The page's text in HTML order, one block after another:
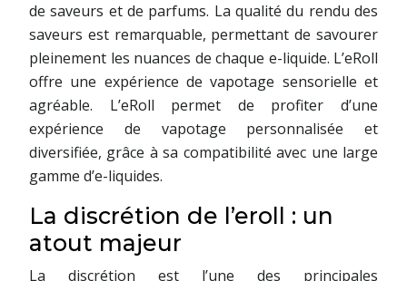
de saveurs et de parfums. La qualité du rendu des
saveurs est remarquable, permettant de savourer
pleinement les nuances de chaque e-liquide. L’eRoll
offre une expérience de vapotage sensorielle et
agréable. L’eRoll permet de profiter d’une
expérience de vapotage personnalisée et
diversifiée, grâce à sa compatibilité avec une large
gamme d’e-liquides.
La discrétion de l’eroll : un
atout majeur
La discrétion est l’une des principales